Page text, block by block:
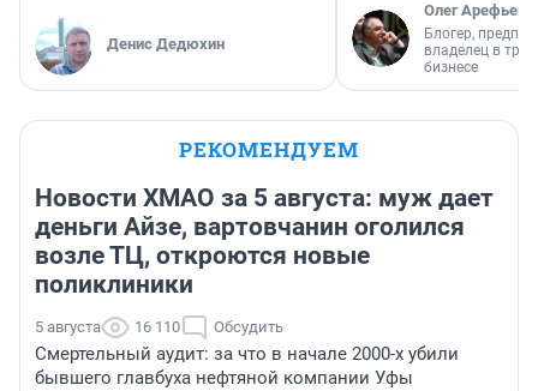
Денис Дедюхин
Олег Арефьев
Блогер,
владелец в
бизнесе
РЕКОМЕНДУЕМ
Новости ХМАО за 5 августа: муж дает
деньги Айзе, вартовчанин оголился
возле ТЦ, откроются новые
поликлиники
5 августа 16 110 Обсудить
Смертельный аудит: за что в начале 2000-х убили
бывшего главбуха нефтяной компании Уфы